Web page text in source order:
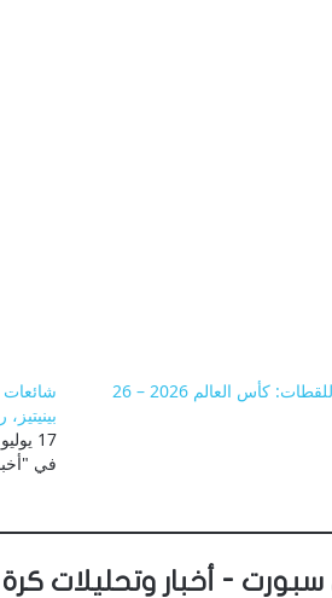
اليابان 1-1 السويد أبرز اللقطات: كأس العالم 2026 – 26
شائعات
17 يوليو، 2026
في
- أخبار وتحليلات